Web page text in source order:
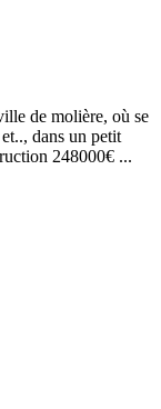
de molière, où se
dans un petit
248000€ ...